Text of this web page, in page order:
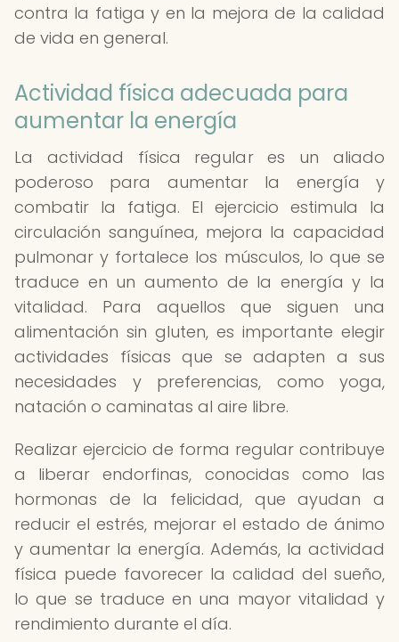
contra la fatiga y en la mejora de la calidad
de vida en general.
Actividad física adecuada para
aumentar la energía
La actividad física regular es un aliado
poderoso para aumentar la energía y
combatir la fatiga. El ejercicio estimula la
circulación sanguínea, mejora la capacidad
pulmonar y fortalece los músculos, lo que se
traduce en un aumento de la energía y la
vitalidad. Para aquellos que siguen una
alimentación sin gluten, es importante elegir
actividades físicas que se adapten a sus
necesidades y preferencias, como yoga,
natación o caminatas al aire libre.
Realizar ejercicio de forma regular contribuye
a liberar endorfinas, conocidas como las
hormonas de la felicidad, que ayudan a
reducir el estrés, mejorar el estado de ánimo
y aumentar la energía. Además, la actividad
física puede favorecer la calidad del sueño,
lo que se traduce en una mayor vitalidad y
rendimiento durante el día.